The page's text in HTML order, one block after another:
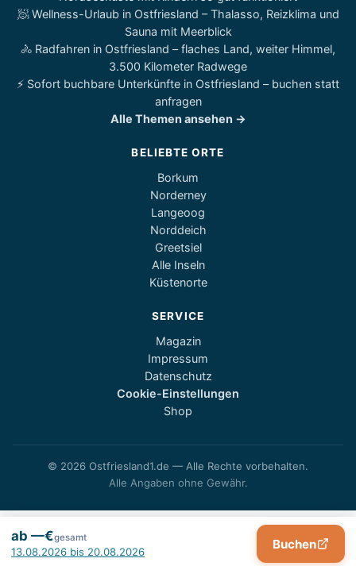
ab —€gesamt Buchen
🧖 Wellness-Urlaub in Ostfriesland – Thalasso, Reizklima und
Sauna mit Meerblick
🚴 Radfahren in Ostfriesland – flaches Land, weiter Himmel,
3.500 Kilometer Radwege
⚡ Sofort buchbare Unterkünfte in Ostfriesland – buchen statt
anfragen
Alle Themen ansehen →
BELIEBTE ORTE
Borkum
Norderney
Langeoog
Norddeich
Greetsiel
Alle Inseln
Küstenorte
SERVICE
Magazin
Impressum
Datenschutz
Cookie-Einstellungen
Shop
© 2026 Ostfriesland1.de — Alle Rechte vorbehalten.
Alle Angaben ohne Gewähr.